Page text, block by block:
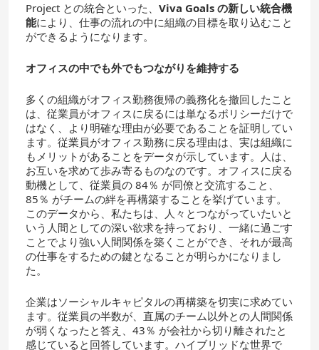
Project との統合といった、 Viva Goals の新しい統合機
能により、仕事の流れの中に組織の目標を取り込むこと
ができるようになります。
オフィスの中でも外でもつながりを維持する
多くの組織がオフィス勤務復帰の義務化を撤回したこと
は、従業員がオフィスに戻るには単なるポリシーだけで
はなく、より明確な理由が必要であることを証明してい
ます。従業員がオフィス勤務に戻る理由は、実は組織に
もメリットがあることをデータが示しています。人は、
お互いを求めて歩み寄るものなのです。オフィスに戻る
動機として、従業員の 84％ が同僚と交流すること、
85％ がチームの絆を再構築することを挙げています。
このデータから、私たちは、人々とつながっていたいと
いう人間としての深い欲求を持っており、一緒に過ごす
ことでより強い人間関係を築くことができ、それが最高
の仕事をするための鍵となることが明らかになりまし
た。
企業はソーシャルキャピタルの再構築を切実に求めてい
ます。従業員の半数が、直属のチーム以外との人間関係
が弱くなったと答え、43％ が会社から切り離されたと
感じていると回答しています。ハイブリッドな世界で